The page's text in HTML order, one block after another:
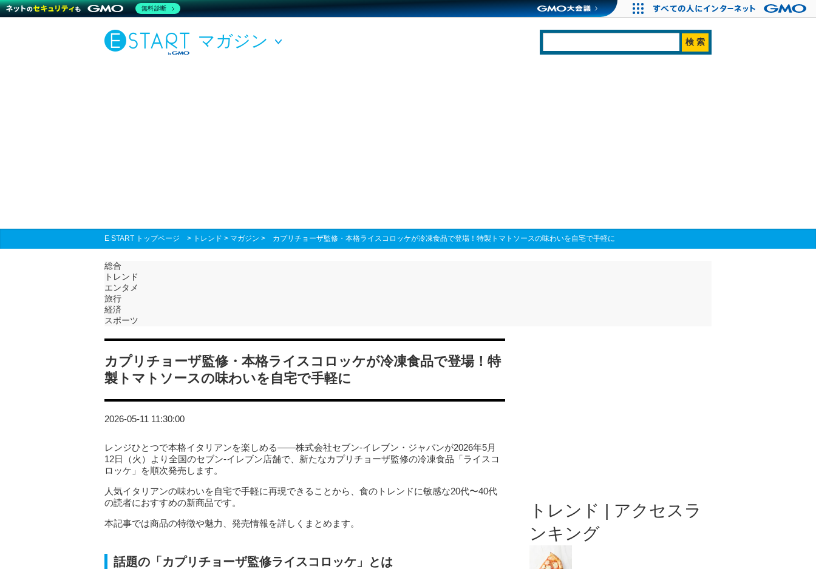
マガジン
E START トップページ > トレンド > マガジン > カプリチョーザ監修・本格ライスコロッケが冷凍食品で登場！特製トマトソースの味わいを自宅で手軽に
総合
トレンド
エンタメ
旅行
経済
スポーツ
カプリチョーザ監修・本格ライスコロッケが冷凍食品で登場！特
製トマトソースの味わいを自宅で手軽に
2026-05-11 11:30:00
レンジひとつで本格イタリアンを楽しめる——株式会社セブン‐イレブン・ジャパンが2026年5月
12日（火）より全国のセブン‐イレブン店舗で、新たなカプリチョーザ監修の冷凍食品「ライスコ
ロッケ」を順次発売します。
人気イタリアンの味わいを自宅で手軽に再現できることから、食のトレンドに敏感な20代〜40代
の読者におすすめの新商品です。
本記事では商品の特徴や魅力、発売情報を詳しくまとめます。
話題の「カプリチョーザ監修ライスコロッケ」とは
トレンド | アクセスラ
ンキング
無料診断